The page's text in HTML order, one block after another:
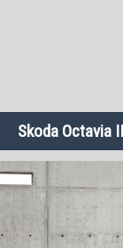
Skoda Octavia